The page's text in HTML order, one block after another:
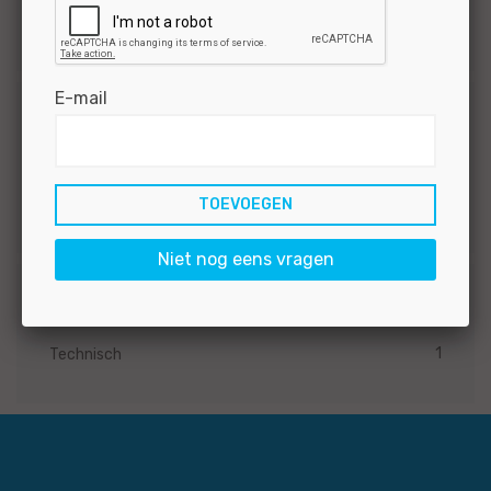
Technisch
Technisch 1
E-mail
Niet nog eens vragen